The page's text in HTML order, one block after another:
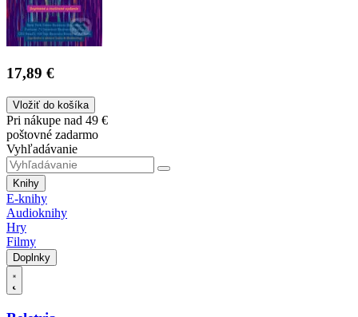
17,89 €
Vložiť do košíka
Pri nákupe nad 49 €
poštovné zadarmo
Vyhľadávanie
Knihy
E-knihy
Audioknihy
Hry
Filmy
Doplnky